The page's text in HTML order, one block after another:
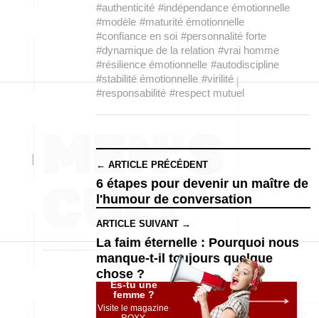
#authenticité #indépendance émotionnelle
#modèle #maturité émotionnelle
#confiance en soi #personnalité forte
#dynamique de la relation #vrai homme
#résilience émotionnelle #autodiscipline
#stabilité émotionnelle #virilité
#responsabilité #respect mutuel
← ARTICLE PRÉCÉDENT
6 étapes pour devenir un maître de
l'humour de conversation
ARTICLE SUIVANT →
La faim éternelle : Pourquoi nous
manque-t-il toujours quelque
chose ?
Es-tu une
femme ?
Visite le magazine